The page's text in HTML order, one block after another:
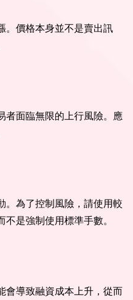
。價格本身並不是賣出訊
者面臨無限的上行風險。應
。為了控制風險，請使用較
是強制使用標準手數。
會導致融資成本上升，從而